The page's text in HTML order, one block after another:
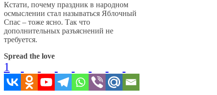
Кстати, почему праздник в народном
осмыслении стал называться Яблочный
Спас – тоже ясно. Так что
дополнительных разъяснений не
требуется.
Spread the love
1